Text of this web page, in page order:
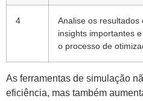
4
Analise os
insights importantes
o processo de
As ferramentas de simulação
eficiência, mas também